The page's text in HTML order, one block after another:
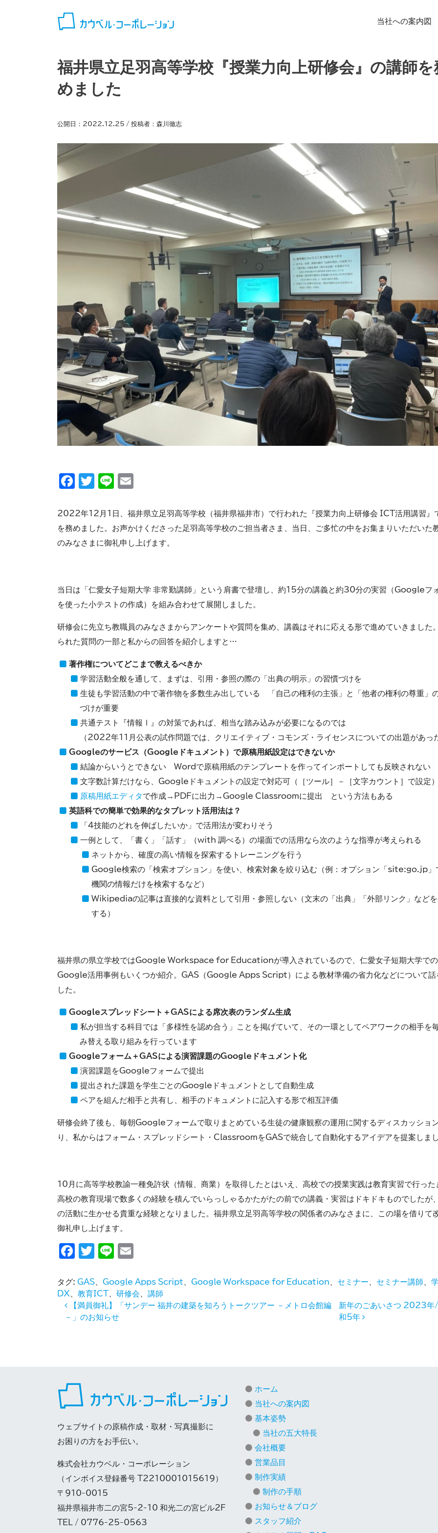
当社への案内図
福井県立足羽高等学校『授業力向上研修会』の講師を
めました
公開日： 2022.12.25 / 投稿者： 森川徹志
Facebook
Twitter
Line
2022年12月1日、福井県立足羽高等学校（福井県福井市）で行われた『授業力向上研修会 ICT活用講習』
を務めました。お声かけくださった足羽高等学校のご担当者さま、当日、ご多忙の中をお集まりいただいた
のみなさまに御礼申し上げます。
当日は「仁愛女子短期大学 非常勤講師」という肩書で登壇し、約15分の講義と約30分の実習（Googleフ
を使った小テストの作成）を組み合わせて展開しました。
研修会に先立ち教職員のみなさまからアンケートや質問を集め、講義はそれに応える形で進めていきました
られた質問の一部と私からの回答を紹介しますと…
著作権についてどこまで教えるべきか
学習活動全般を通して、まずは、引用・参照の際の「出典の明示」の習慣づけを
生徒も学習活動の中で著作物を多数生み出している 「自己の権利の主張」と「他者の権利の尊重」
づけが重要
共通テスト『情報Ⅰ』の対策であれば、相当な踏み込みが必要になるのでは
（2022年11月公表の試作問題では、クリエイティブ・コモンズ・ライセンスについての出題があっ
Googleのサービス（Googleドキュメント）で原稿用紙設定はできないか
結論からいうとできない Wordで原稿用紙のテンプレートを作ってインポートしても反映されない
文字数計算だけなら、Googleドキュメントの設定で対応可（［ツール］－［文字カウント］で設定）
原稿用紙エディタで作成→PDFに出力→Google Classroomに提出 という方法もある
英語科での簡単で効果的なタブレット活用法は？
「4技能のどれを伸ばしたいか」で活用法が変わりそう
一例として、「書く」「話す」（with 調べる）の場面での活用なら次のような指導が考えられる
ネットから、確度の高い情報を探索するトレーニングを行う
Google検索の「検索オプション」を使い、検索対象を絞り込む（例：オプション「site:go.jp」
機関の情報だけを検索するなど）
Wikipediaの記事は直接的な資料として引用・参照しない（文末の「出典」「外部リンク」など
する）
福井県の県立学校ではGoogle Workspace for Educationが導入されているので、仁愛女子短期大学での
Google活用事例もいくつか紹介。GAS（Google Apps Script）による教材準備の省力化などについて話
した。
Googleスプレッドシート＋GASによる席次表のランダム生成
私が担当する科目では「多様性を認め合う」ことを掲げていて、その一環としてペアワークの相手を
み替える取り組みを行っています
Googleフォーム＋GASによる演習課題のGoogleドキュメント化
演習課題をGoogleフォームで提出
提出された課題を学生ごとのGoogleドキュメントとして自動生成
ペアを組んだ相手と共有し、相手のドキュメントに記入する形で相互評価
研修会終了後も、毎朝Googleフォームで取りまとめている生徒の健康観察の運用に関するディスカッショ
り、私からはフォーム・スプレッドシート・ClassroomをGASで統合して自動化するアイデアを提案しまし
10月に高等学校教諭一種免許状（情報、商業）を取得したとはいえ、高校での授業実践は教育実習で行った
高校の教育現場で数多くの経験を積んでいらっしゃるかたがたの前での講義・実習はドキドキものでしたが
の活動に生かせる貴重な経験となりました。福井県立足羽高等学校の関係者のみなさまに、この場を借りて
御礼申し上げます。
Facebook
Twitter
Line
タグ: GAS Google Apps Script Google Workspace for Education セミナー セミナー講師
DX
教育ICT 研修会 講師
投稿ナビゲーション
【満員御礼】「サンデー 福井の建築を知ろうトークツアー －メトロ会館編
－」のお知らせ
新年のごあいさつ 2023年
和5年
ウェブサイトの原稿作成・取材・写真撮影に
お困りの方をお手伝い。
株式会社カウベル・コーポレーション
（インボイス登録番号 T2210001015619）
〒910-0015
福井県福井市二の宮5-2-10 和光二の宮ビル2F
TEL / 0776-25-0563
ホーム
当社への案内図
基本姿勢
当社の五大特長
会社概要
営業品目
制作実績
制作の手順
お知らせ＆ブログ
スタッフ紹介